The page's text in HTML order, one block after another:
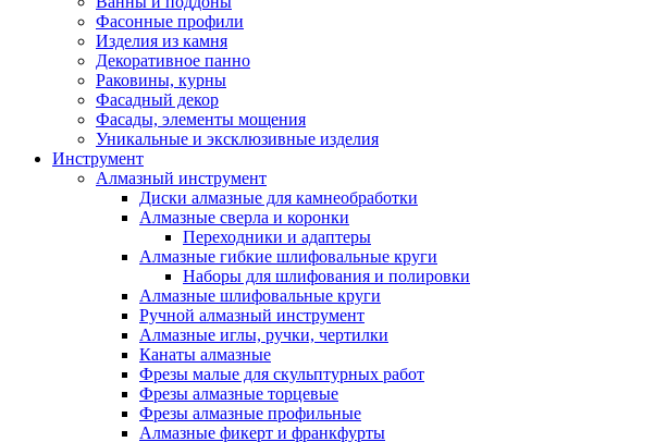
Фасонные профили
Изделия из камня
Декоративное панно
Раковины, курны
Фасадный декор
Фасады, элементы мощения
Уникальные и эксклюзивные изделия
Инструмент
Алмазный инструмент
Диски алмазные для камнеобработки
Алмазные сверла и коронки
Переходники и адаптеры
Алмазные гибкие шлифовальные круги
Наборы для шлифования и полировки
Алмазные шлифовальные круги
Ручной алмазный инструмент
Алмазные иглы, ручки, чертилки
Канаты алмазные
Фрезы малые для скульптурных работ
Фрезы алмазные торцевые
Фрезы алмазные профильные
Алмазные фикерт и франкфурты